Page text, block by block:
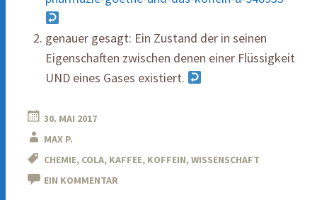
genauer gesagt: Ein Zustand der in seinen
Eigenschaften zwischen denen einer Flüssigkeit
UND eines Gases existiert.
30. MAI 2017
MAX P.
CHEMIE, COLA, KAFFEE, KOFFEIN,WISSENSCHAFT
EIN KOMMENTAR